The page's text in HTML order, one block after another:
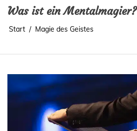
Was ist ein Mentalmagier?
Start Magie des Geistes